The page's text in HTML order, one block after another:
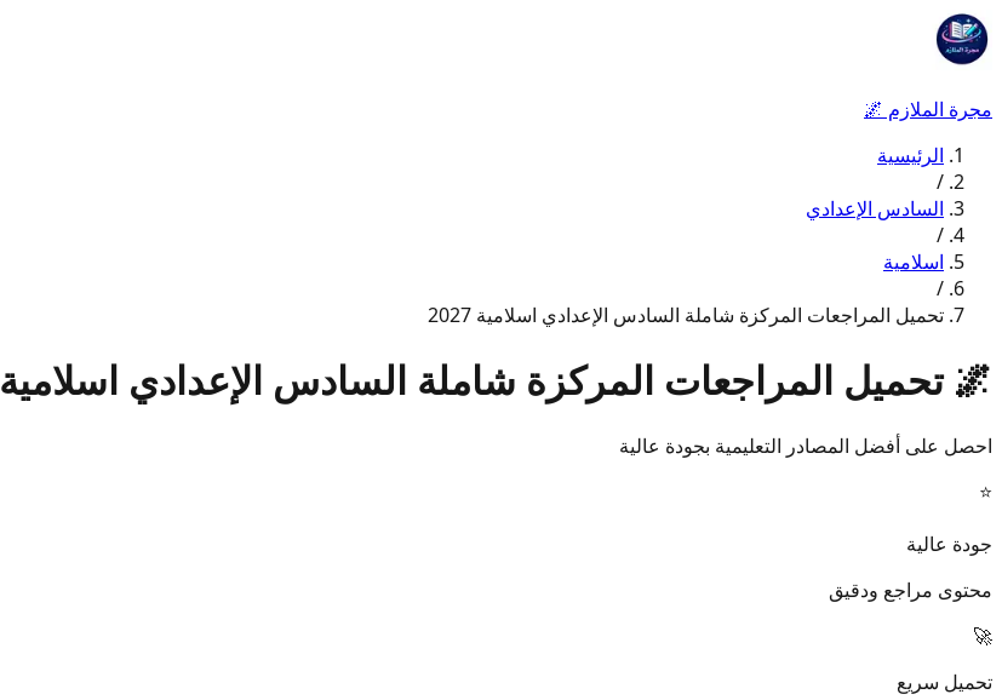
مجرة الملازم 🌌
الرئيسية
/
السادس الإعدادي
/
اسلامية
/
تحميل المراجعات المركزة شاملة السادس الإعدادي اسلامية 2027
🌌 تحميل المراجعات المركزة شاملة السادس الإعدادي اسلامية 2027
احصل على أفضل المصادر التعليمية بجودة عالية
⭐
جودة عالية
محتوى مراجع ودقيق
🚀
تحميل سريع